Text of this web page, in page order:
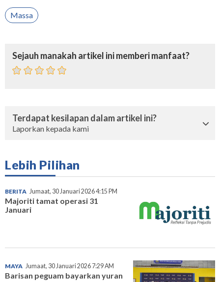
Massa
Sejauh manakah artikel ini memberi manfaat?
Terdapat kesilapan dalam artikel ini?
Laporkan kepada kami
Lebih Pilihan
BERITA Jumaat, 30 Januari 2026 4:15 PM
Majoriti tamat operasi 31
Januari
MAYA Jumaat, 30 Januari 2026 7:29 AM
Barisan peguam bayarkan yuran